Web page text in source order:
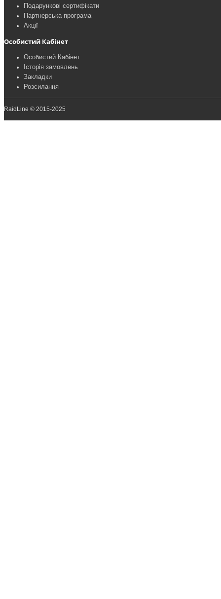
Подарункові сертифікати
Партнерська програма
Акції
Особистий Кабінет
Особистий Кабінет
Історія замовлень
Закладки
Розсилання
RaidLine © 2015-2025